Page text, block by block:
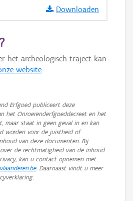
Downloaden
het archeologisch traject kan
website.
Erfgoed publiceert deze
het Onroerenderfgoeddecreet en het
maar staat in geen geval in en kan
worden voor de juistheid of
van deze documenten. Bij
de rechtmatigheid van de inhoud
kan u contact opnemen met
. Daarnaast vindt u meer